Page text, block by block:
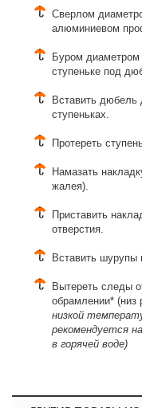
Сверлом
алюминиевом
Буром диаметром
ступеньке под
Вставить дюбель
ступеньках.
Протереть
Намазать
жалея).
Приставить
отверстия.
Вставить шурупы
Вытереть следы
обрамлении* (низ
низкой
рекомендуется
в горячей воде)